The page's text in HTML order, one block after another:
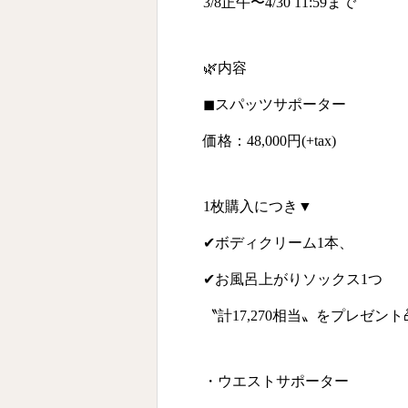
🌿内容
◼︎スパッツサポーター
価格：48,000円(+tax)
1枚購入につき▼
✔︎ボディクリーム1本、
✔︎お風呂上がりソックス1つ
〝計17,270相当〟をプレゼント
・ウエストサポーター